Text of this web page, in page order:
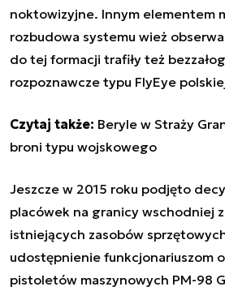
noktowizyjne. Innym elementem
rozbudowa systemu wież
do tej formacji trafiły też
rozpoznawcze typu FlyEye
Czytaj także: Beryle w Straży
broni typu wojskowego
Jeszcze w 2015 roku podjęto
placówek na granicy wschodniej
istniejących zasobów
udostępnienie funkcjonariuszom
pistoletów maszynowych PM-98